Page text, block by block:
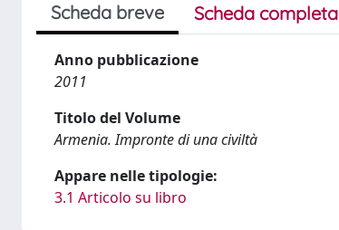
Scheda breve Scheda completa
Anno pubblicazione
2011
Titolo del Volume
Armenia. Impronte di una civiltà
Appare nelle tipologie:
3.1 Articolo su libro